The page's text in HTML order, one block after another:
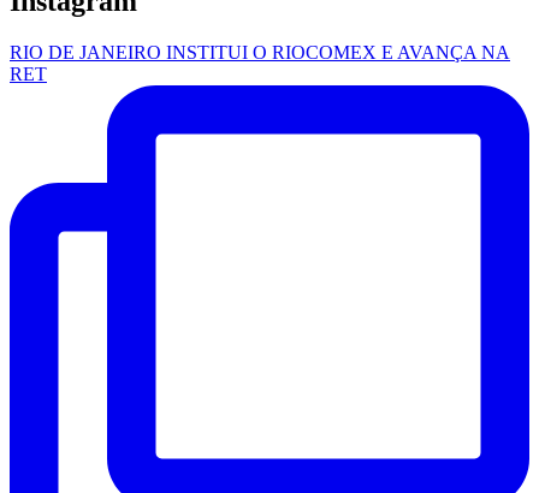
RIO DE JANEIRO INSTITUI O RIOCOMEX E AVANÇA NA
RET